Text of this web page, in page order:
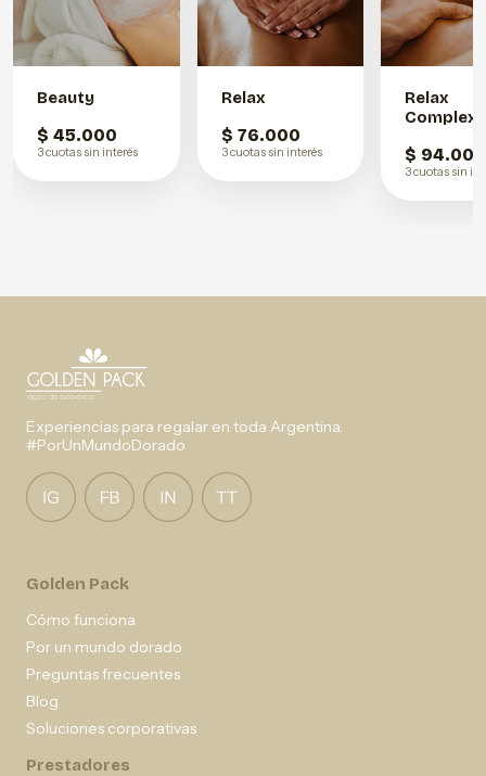
Beauty
$ 45.000
3 cuotas sin interés
Relax
$ 76.000
3 cuotas sin interés
Relax
Complex
$ 94.000
3 cuotas sin
Experiencias para regalar en toda Argentina.
#PorUnMundoDorado
Golden Pack
Cómo funciona
Por un mundo dorado
Preguntas frecuentes
Blog
Soluciones corporativas
Prestadores